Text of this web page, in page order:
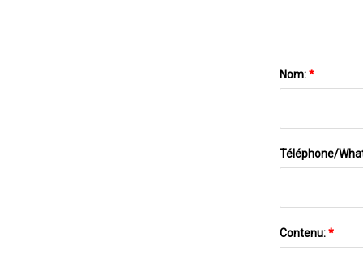
Nom:*
Téléphone/
Contenu:*